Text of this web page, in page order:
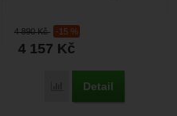
4 890Kč -15 %
4 157 Kč
Porovnat
Detail